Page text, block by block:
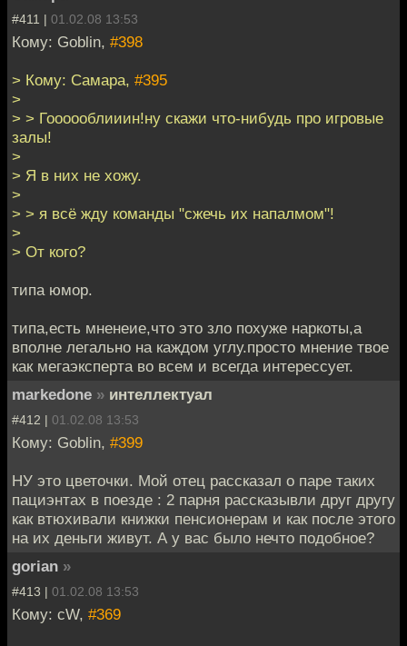
#411 | 01.02.08 13:53
Кому: Goblin, #398
> Кому: Самара, #395
>
> > Гоооооблииин!ну скажи что-нибудь про игровые
залы!
>
> Я в них не хожу.
>
> > я всё жду команды "сжечь их напалмом"!
>
> От кого?
типа юмор.
типа,есть мненеие,что это зло похуже наркоты,а
вполне легально на каждом углу.просто мнение твое
как мегаэксперта во всем и всегда интерессует.
markedone » интеллектуал
#412 | 01.02.08 13:53
Кому: Goblin, #399
НУ это цветочки. Мой отец рассказал о паре таких
пациэнтах в поезде : 2 парня рассказывли друг другу
как втюхивали книжки пенсионерам и как после этого
на их деньги живут. А у вас было нечто подобное?
gorian »
#413 | 01.02.08 13:53
Кому: cW, #369